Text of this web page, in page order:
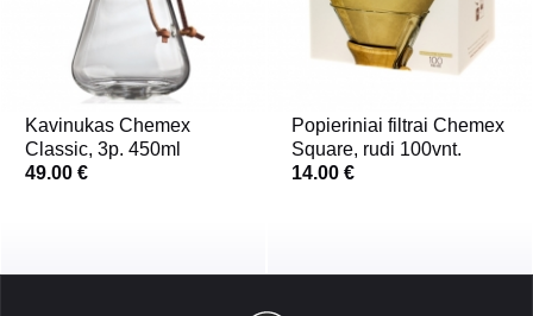
Kavinukas Chemex
Classic, 3p. 450ml
49.00 €
Popieriniai filtrai Chemex
Square, rudi 100vnt.
14.00 €